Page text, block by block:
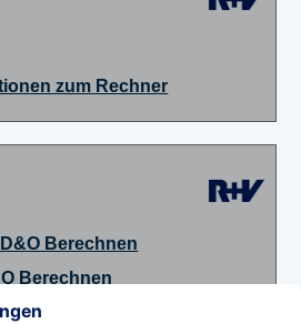
zum Rechner
Berechnen
Berechnen